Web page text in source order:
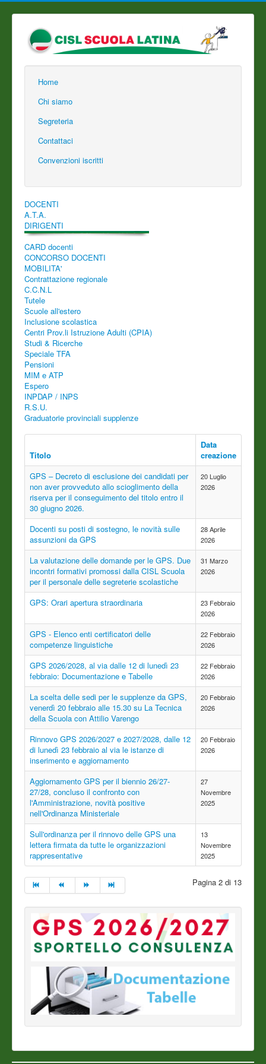
Home
Chi siamo
Segreteria
Contattaci
Convenzioni iscritti
DOCENTI
A.T.A.
DIRIGENTI
CARD docenti
CONCORSO DOCENTI
MOBILITA'
Contrattazione regionale
C.C.N.L
Tutele
Scuole all'estero
Inclusione scolastica
Centri Prov.li Istruzione Adulti (CPIA)
Studi & Ricerche
Speciale TFA
Pensioni
MIM e ATP
Espero
INPDAP / INPS
R.S.U.
Graduatorie provinciali supplenze
Titolo
Data
creazione
GPS – Decreto di esclusione dei candidati per
non aver provveduto allo scioglimento della
riserva per il conseguimento del titolo entro il
30 giugno 2026.
20 Luglio
2026
Docenti su posti di sostegno, le novità sulle
assunzioni da GPS
28 Aprile
2026
La valutazione delle domande per le GPS. Due
incontri formativi promossi dalla CISL Scuola
per il personale delle segreterie scolastiche
31 Marzo
2026
GPS: Orari apertura straordinaria
23 Febbraio
2026
GPS - Elenco enti certificatori delle
competenze linguistiche
22 Febbraio
2026
GPS 2026/2028, al via dalle 12 di lunedì 23
febbraio: Documentazione e Tabelle
22 Febbraio
2026
La scelta delle sedi per le supplenze da GPS,
venerdì 20 febbraio alle 15.30 su La Tecnica
della Scuola con Attilio Varengo
20 Febbraio
2026
Rinnovo GPS 2026/2027 e 2027/2028, dalle 12
di lunedì 23 febbraio al via le istanze di
inserimento e aggiornamento
20 Febbraio
2026
Aggiornamento GPS per il biennio 26/27-
27/28, concluso il confronto con
l'Amministrazione, novità positive
nell'Ordinanza Ministeriale
27
Novembre
2025
Sull'ordinanza per il rinnovo delle GPS una
lettera firmata da tutte le organizzazioni
rappresentative
13
Novembre
2025
Pagina 2 di 13